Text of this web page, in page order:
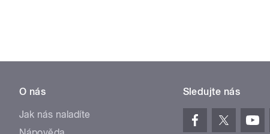
O nás
Jak nás naladíte
Sledujte nás